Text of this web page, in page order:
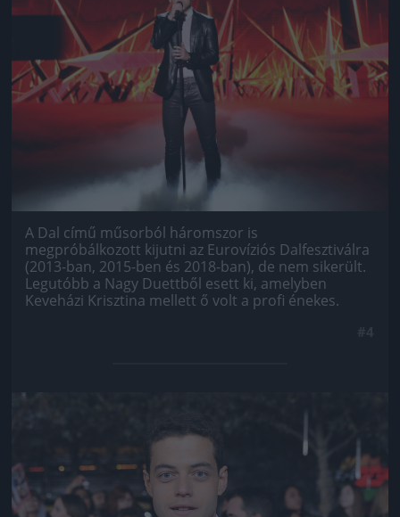
A Dal című műsorból háromszor is
megpróbálkozott kijutni az Eurovíziós Dalfesztiválra
(2013-ban, 2015-ben és 2018-ban), de nem sikerült.
Legutóbb a Nagy Duettből esett ki, amelyben
Keveházi Krisztina mellett ő volt a profi énekes.